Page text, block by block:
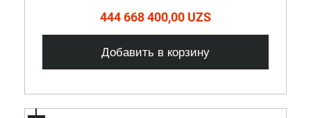
444 668 400,00 UZS
Добавить в корзину